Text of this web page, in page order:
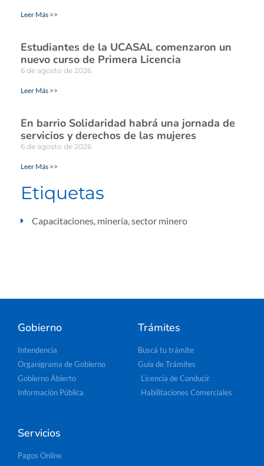
Leer Más >>
Estudiantes de la UCASAL comenzaron un
nuevo curso de Primera Licencia
6 de agosto de 2026
Leer Más >>
En barrio Solidaridad habrá una jornada de
servicios y derechos de las mujeres
6 de agosto de 2026
Leer Más >>
Etiquetas
Capacitaciones, minería,sector minero
Gobierno
Intendencia
Organigrama de Gobierno
Gobierno Abierto
Información Pública
Trámites
Buscá tu trámite
Guía de Trámites
Licencia de Conducir
Habilitaciones Comerciales
Servicios
Pagos Online